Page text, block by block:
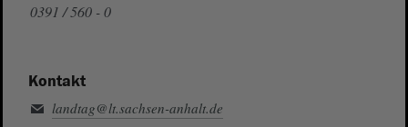
0391 / 560 - 0
Kontakt
landtag@lt.sachsen-anhalt.de